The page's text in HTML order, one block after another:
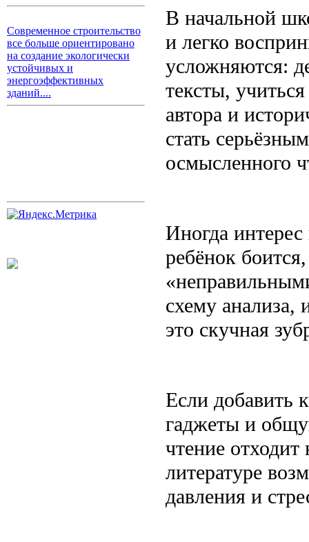
Современное строительство
все больше ориентировано
на создание экологически
устойчивых и
энергоэффективных
зданий....
В начальной
и легко
усложняются:
тексты,
автора и
стать
осмысленного
Иногда
ребёнок
схему анализа,
это скучная
Если добавить
гаджеты и
чтение
литературе
давления и